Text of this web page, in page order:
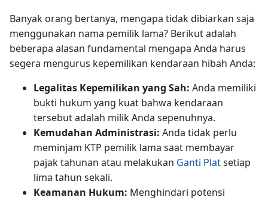
Banyak orang bertanya, mengapa tidak dibiarkan saja
menggunakan nama pemilik lama? Berikut adalah
beberapa alasan fundamental mengapa Anda harus
segera mengurus kepemilikan kendaraan hibah Anda:
Legalitas Kepemilikan yang Sah: Anda memiliki
bukti hukum yang kuat bahwa kendaraan
tersebut adalah milik Anda sepenuhnya.
Kemudahan Administrasi: Anda tidak perlu
meminjam KTP pemilik lama saat membayar
pajak tahunan atau melakukan Ganti Platsetiap
lima tahun sekali.
Keamanan Hukum: Menghindari potensi